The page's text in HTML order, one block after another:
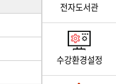
전자도서관
수강환경설정